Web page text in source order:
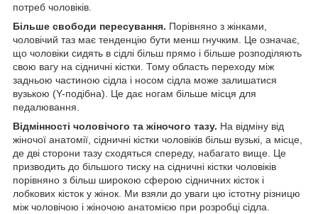
потреб чоловіків.
Більше свободи пересування. Порівняно з жінками,
чоловічий таз має тенденцію бути менш гнучким. Це означає,
що чоловіки сидять в сідлі більш прямо і більше розподіляють
свою вагу на сідничні кістки. Тому область переходу між
задньою частиною сідла і носом сідла може залишатися
вузькою (Y-подібна). Це дає ногам більше місця для
педалювання.
Відмінності чоловічого та жіночого тазу. На відміну від
жіночої анатомії, сідничні кістки чоловіків більш вузькі, а місце,
де дві сторони тазу сходяться спереду, набагато вище. Це
призводить до більшого тиску на сідничні кістки чоловіків
порівняно з більш широкою сферою сідничних кісток і
лобкових кісток у жінок. Ми взяли до уваги цю істотну різницю
між чоловічою і жіночою анатомією при розробці сідла.